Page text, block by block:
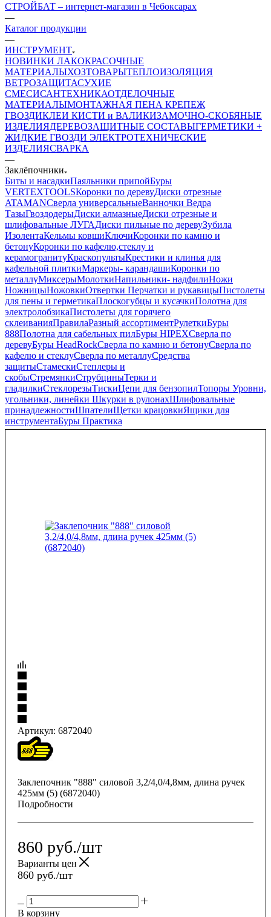
СТРОЙБАТ – интернет-магазин в Чебоксарах
—
Каталог продукции
—
ИНСТРУМЕНТ
НОВИНКИ ЛАКОКРАСОЧНЫЕ
МАТЕРИАЛЫХОЗТОВАРЫТЕПЛОИЗОЛЯЦИЯ
ВЕТРОЗАЩИТАСУХИЕ
СМЕСИСАНТЕХНИКАОТДЕЛОЧНЫЕ
МАТЕРИАЛЫМОНТАЖНАЯ ПЕНА КРЕПЕЖ
ГВОЗДИКЛЕИ КИСТИ и ВАЛИКИЗАМОЧНО-СКОБЯНЫЕ
ИЗДЕЛИЯДЕРЕВОЗАЩИТНЫЕ СОСТАВЫГЕРМЕТИКИ +
ЖИДКИЕ ГВОЗДИ ЭЛЕКТРОТЕХНИЧЕСКИЕ
ИЗДЕЛИЯСВАРКА
—
Заклёпочники
Биты и насадкиПаяльники припойБуры
VERTEXTOOLSКоронки по деревуДиски отрезные
ATAMANСверла универсальныеВанночки Ведра
ТазыГвоздодерыДиски алмазныеДиски отрезные и
шлифовальные ЛУГАДиски пильные по деревуЗубила
ИзолентаКельмы ковшиКлючиКоронки по камню и
бетонуКоронки по кафелю,стеклу и
керамогранитуКраскопультыКрестики и клинья для
кафельной плиткиМаркеры- карандашиКоронки по
металлуМиксерыМолоткиНапильники- надфилиНожи
НожницыНожовкиОтвертки Перчатки и рукавицыПистолеты
для пены и герметикаПлоскогубцы и кусачкиПолотна для
электролобзикаПистолеты для горячего
склеиванияПравилаРазный ассортиментРулеткиБуры
888Полотна для сабельных пилБуры HIPEXСверла по
деревуБуры HeadRockСверла по камню и бетонуСверла по
кафелю и стеклуСверла по металлуСредства
защитыСтамескиСтеплеры и
скобыСтремянкиСтрубциныТерки и
гладилкиСтеклорезыТискиЦепи для бензопилТопоры Уровни,
угольники, линейки Шкурки в рулонахШлифовальные
принадлежностиШпателиЩетки крацовкиЯщики для
инструментаБуры Практика
Артикул: 6872040
Заклепочник "888" силовой 3,2/4,0/4,8мм, длина ручек
425мм (5) (6872040)
Подробности
860 руб./шт
Варианты цен
860 руб./шт
В корзину